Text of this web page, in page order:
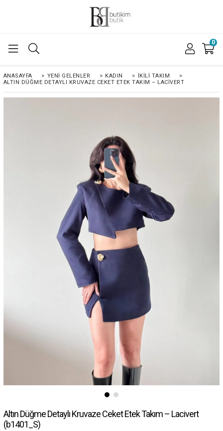
0
ANASAYFA > YENI GELENLER > KADIN > İKILI TAKIM
>
ALTIN DÜĞME DETAYLI KRUVAZE CEKET ETEK TAKIM – LACIVERT
Altın Düğme Detaylı Kruvaze Ceket Etek Takım – Lacivert
(b1401_S)